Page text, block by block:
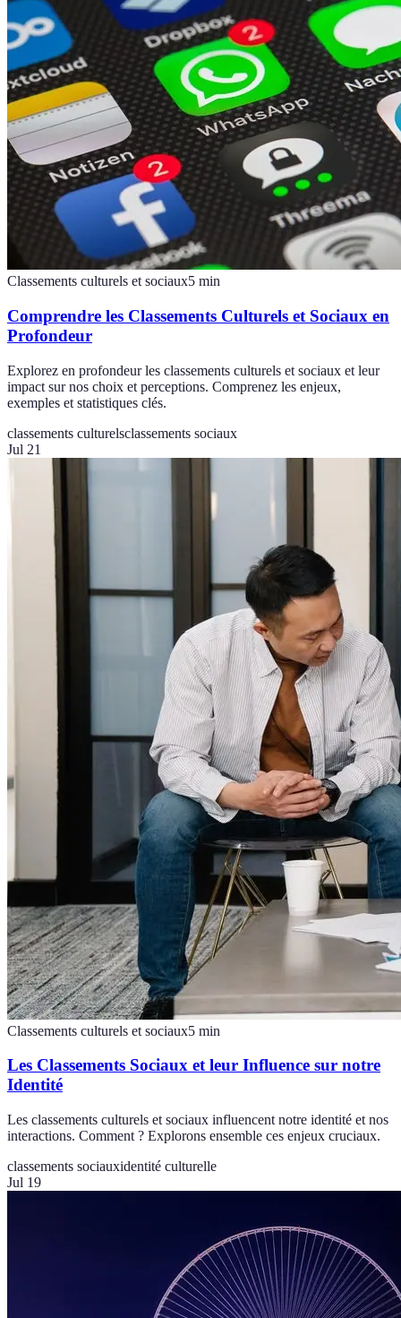
Classements culturels et sociaux5 min
Comprendre les Classements Culturels et Sociaux en
Profondeur
Explorez en profondeur les classements culturels et sociaux et leur
impact sur nos choix et perceptions. Comprenez les enjeux,
exemples et statistiques clés.
classements culturelsclassements sociaux
Jul 21
Classements culturels et sociaux5 min
Les Classements Sociaux et leur Influence sur notre
Identité
Les classements culturels et sociaux influencent notre identité et nos
interactions. Comment ? Explorons ensemble ces enjeux cruciaux.
classements sociauxidentité culturelle
Jul 19